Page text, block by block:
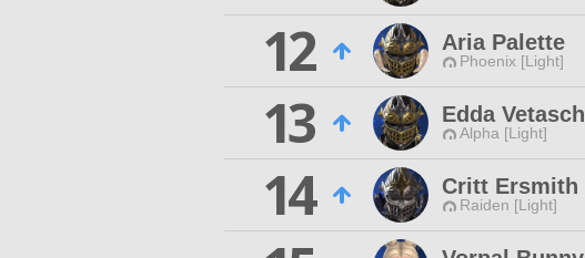
12
Aria Palette
Phoenix [Light]
13
Edda Vetasch
Alpha [Light]
14
Critt Ersmith
Raiden [Light]